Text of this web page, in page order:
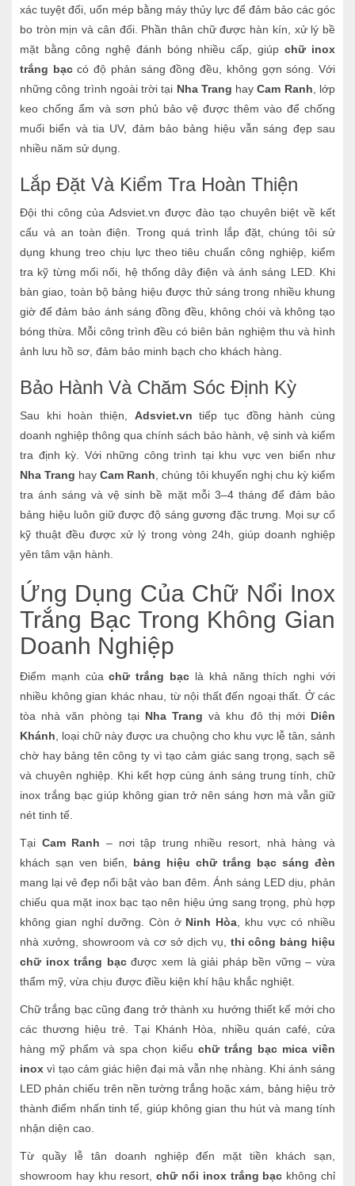
xác tuyệt đối, uốn mép bằng máy thủy lực để đảm bảo các góc
bo tròn mịn và cân đối. Phần thân chữ được hàn kín, xử lý bề
mặt bằng công nghệ đánh bóng nhiều cấp, giúpchữ inox
trắng bạccó độ phản sáng đồng đều, không gợn sóng. Với
những công trình ngoài trời tại Nha Trang hayCam Ranh , lớp
keo chống ẩm và sơn phủ bảo vệ được thêm vào để chống
muối biển và tia UV, đảm bảo bảng hiệu vẫn sáng đẹp sau
nhiều năm sử dụng.
Lắp Đặt Và Kiểm Tra Hoàn Thiện
Đội thi công của Adsviet.vn được đào tạo chuyên biệt về kết
cấu và an toàn điện. Trong quá trình lắp đặt, chúng tôi sử
dụng khung treo chịu lực theo tiêu chuẩn công nghiệp, kiểm
tra kỹ từng mối nối, hệ thống dây điện và ánh sáng LED. Khi
bàn giao, toàn bộ bảng hiệu được thử sáng trong nhiều khung
giờ để đảm bảo ánh sáng đồng đều, không chói và không tạo
bóng thừa. Mỗi công trình đều có biên bản nghiệm thu và hình
ảnh lưu hồ sơ, đảm bảo minh bạch cho khách hàng.
Bảo Hành Và Chăm Sóc Định Kỳ
Sau khi hoàn thiện, Adsviet.vn tiếp tục đồng hành cùng
doanh nghiệp thông qua chính sách bảo hành, vệ sinh và kiểm
tra định kỳ. Với những công trình tại khu vực ven biển như
Nha Trang hayCam Ranh , chúng tôi khuyến nghị chu kỳ kiểm
tra ánh sáng và vệ sinh bề mặt mỗi 3–4 tháng để đảm bảo
bảng hiệu luôn giữ được độ sáng gương đặc trưng. Mọi sự cố
kỹ thuật đều được xử lý trong vòng 24h, giúp doanh nghiệp
yên tâm vận hành.
Ứng Dụng Của Chữ Nổi Inox
Trắng Bạc Trong Không Gian
Doanh Nghiệp
Điểm mạnh củachữ trắng bạc là khả năng thích nghi với
nhiều không gian khác nhau, từ nội thất đến ngoại thất. Ở các
tòa nhà văn phòng tại Nha Trang và khu đô thị mới Diên
Khánh , loại chữ này được ưa chuộng cho khu vực lễ tân, sảnh
chờ hay bảng tên công ty vì tạo cảm giác sang trọng, sạch sẽ
và chuyên nghiệp. Khi kết hợp cùng ánh sáng trung tính, chữ
inox trắng bạc giúp không gian trở nên sáng hơn mà vẫn giữ
nét tinh tế.
Tại Cam Ranh – nơi tập trung nhiều resort, nhà hàng và
khách sạn ven biển, bảng hiệu chữ trắng bạc sáng đèn
mang lại vẻ đẹp nổi bật vào ban đêm. Ánh sáng LED dịu, phản
chiếu qua mặt inox bạc tạo nên hiệu ứng sang trọng, phù hợp
không gian nghỉ dưỡng. Còn ở Ninh Hòa , khu vực có nhiều
nhà xưởng, showroom và cơ sở dịch vụ, thi công bảng hiệu
chữ inox trắng bạcđược xem là giải pháp bền vững – vừa
thẩm mỹ, vừa chịu được điều kiện khí hậu khắc nghiệt.
Chữ trắng bạc cũng đang trở thành xu hướng thiết kế mới cho
các thương hiệu trẻ. Tại Khánh Hòa, nhiều quán café, cửa
hàng mỹ phẩm và spa chọn kiểu chữ trắng bạc mica viền
inox vì tạo cảm giác hiện đại mà vẫn nhẹ nhàng. Khi ánh sáng
LED phản chiếu trên nền tường trắng hoặc xám, bảng hiệu trở
thành điểm nhấn tinh tế, giúp không gian thu hút và mang tính
nhận diện cao.
Từ quầy lễ tân doanh nghiệp đến mặt tiền khách sạn,
showroom hay khu resort,chữ nổi inox trắng bạc không chỉ